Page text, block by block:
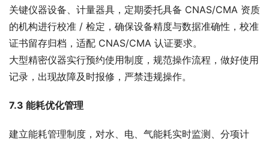
关键仪器设备、计量器具，定期委托具备 CNAS/CMA 资质
的机构进行校准 / 检定，确保设备精度与数据准确性，校准
证书留存归档，适配 CNAS/CMA 认证要求。
大型精密仪器实行预约使用制度，规范操作流程，做好使用
记录，出现故障及时报修，严禁违规操作。
7.3 能耗优化管理
建立能耗管理制度，对水、电、气能耗实时监测、分项计